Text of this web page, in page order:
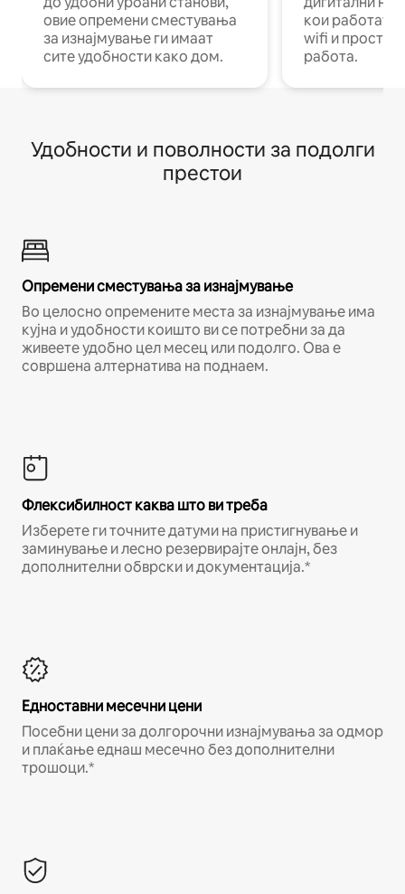
овие опремени сместувања
за изнајмување ги имаат
сите удобности како дом.
кои работат
wifi и
работа.
Удобности и поволности за подолги
престои
Опремени сместувања за изнајмување
Во целосно опремените места за изнајмување има
кујна и удобности коишто ви се потребни за да
живеете удобно цел месец или подолго. Ова е
совршена алтернатива на поднаем.
Флексибилност каква што ви треба
Изберете ги точните датуми на пристигнување и
заминување и лесно резервирајте онлајн, без
дополнителни обврски и документација.*
Едноставни месечни цени
Посебни цени за долгорочни изнајмувања за одмор
и плаќање еднаш месечно без дополнителни
трошоци.*